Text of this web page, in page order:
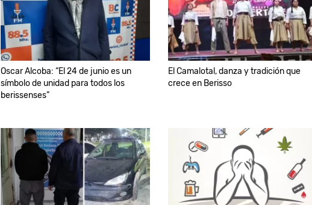
Oscar Alcoba: “El 24 de junio es un
símbolo de unidad para todos los
berissenses”
El Camalotal, danza y tradición que
crece en Berisso